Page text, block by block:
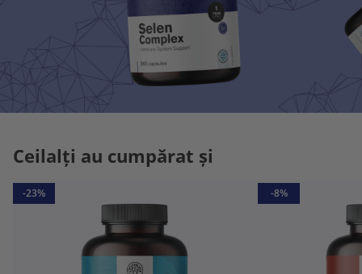
Ceilalți au cumpărat și
-23% -8%